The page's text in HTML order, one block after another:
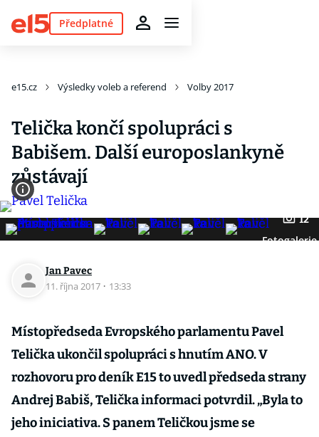
Předplatné
e15.cz Výsledky voleb a referend Volby 2017
Telička končí spolupráci s
Babišem. Další europoslankyně
zůstávají
12
Fotogalerie
Jan Pavec
11. října 2017 · 13:33
Místopředseda Evropského parlamentu Pavel
Telička ukončil spolupráci s hnutím ANO. V
rozhovoru pro deník E15 to uvedl předseda strany
Andrej Babiš, Telička informaci potvrdil. „Byla to
jeho iniciativa. S panem Teličkou jsme se